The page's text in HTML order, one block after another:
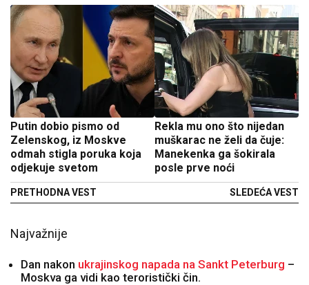
Putin dobio pismo od
Zelenskog, iz Moskve
odmah stigla poruka koja
odjekuje svetom
PRETHODNA VEST
Rekla mu ono što nijedan
muškarac ne želi da čuje:
Manekenka ga šokirala
posle prve noći
SLEDEĆA VEST
Najvažnije
Dan nakon ukrajinskog napada na Sankt Peterburg –
Moskva ga vidi kao teroristički čin.